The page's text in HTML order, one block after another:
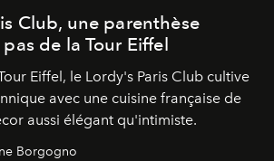
Club, une parenthèse
de la Tour Eiffel
Eiffel, le Lordy's Paris Club cultive
avec une cuisine française de
aussi élégant qu'intimiste.
Borgogno